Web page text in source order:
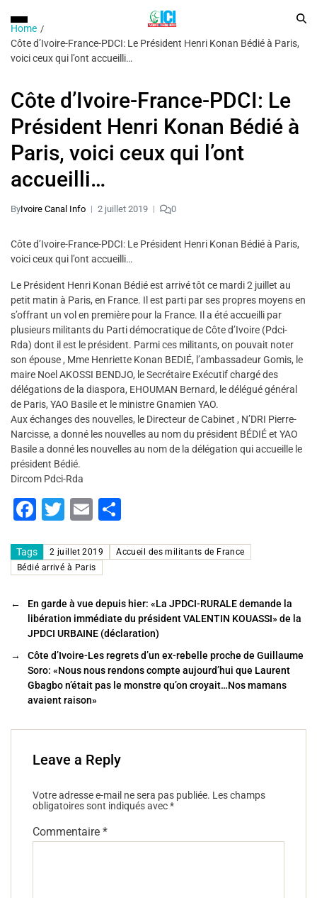
Home
Côte d’Ivoire-France-PDCI: Le Président Henri Konan Bédié à Paris,
voici ceux qui l’ont accueilli…
Côte d’Ivoire-France-PDCI: Le
Président Henri Konan Bédié à
Paris, voici ceux qui l’ont
accueilli…
ByIvoire Canal Info 2 juillet 2019 0
Côte d’Ivoire-France-PDCI: Le Président Henri Konan Bédié à Paris,
voici ceux qui l’ont accueilli…
Le Président Henri Konan Bédié est arrivé tôt ce mardi 2 juillet au
petit matin à Paris, en France. Il est parti par ses propres moyens en
s’offrant un vol en première pour la France. Il a été accueilli par
plusieurs militants du Parti démocratique de Côte d’Ivoire (Pdci-
Rda) dont il est le président. Parmi ces militants, on pouvait noter
son épouse , Mme Henriette Konan BEDIÉ, l’ambassadeur Gomis, le
maire Noel AKOSSI BENDJO, le Secrétaire Exécutif chargé des
délégations de la diaspora, EHOUMAN Bernard, le délégué général
de Paris, YAO Basile et le ministre Gnamien YAO.
Aux échanges des nouvelles, le Directeur de Cabinet , N’DRI Pierre-
Narcisse, a donné les nouvelles au nom du président BÉDIÉ et YAO
Basile a donné les nouvelles au nom de la délégation qui accueille le
président Bédié.
Dircom Pdci-Rda
F
c
e
b
o
o
k
T
tt
er
E
ai
l
ta
er
Tags 2 juillet 2019
Accueil des militants de France
Bédié arrivé à Paris
←
En garde à vue depuis hier: «La JPDCI-RURALE demande la
libération immédiate du président VALENTIN KOUASSI» de la
JPDCI URBAINE (déclaration)
→
Côte d’Ivoire-Les regrets d’un ex-rebelle proche de Guillaume
Soro: «Nous nous rendons compte aujourd’hui que Laurent
Gbagbo n’était pas le monstre qu’on croyait…Nos mamans
avaient raison»
Leave a Reply
Votre adresse e-mail ne sera pas publiée. Les champs
obligatoires sont indiqués avec*
Commentaire *